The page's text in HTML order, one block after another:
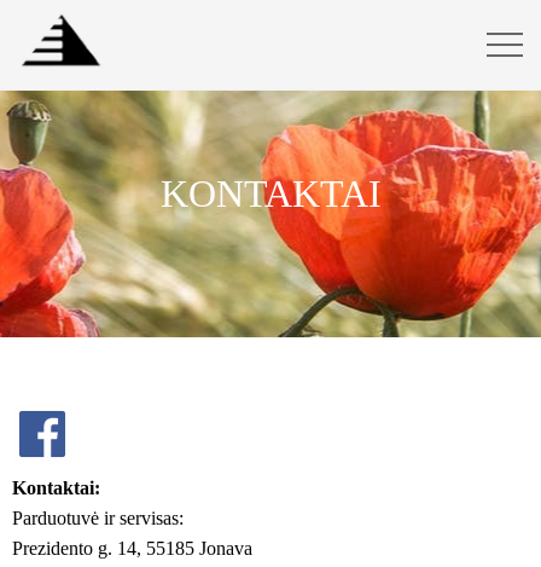
KONTAKTAI
Kontaktai:
Parduotuvė ir servisas:
Prezidento g. 14, 55185 Jonava